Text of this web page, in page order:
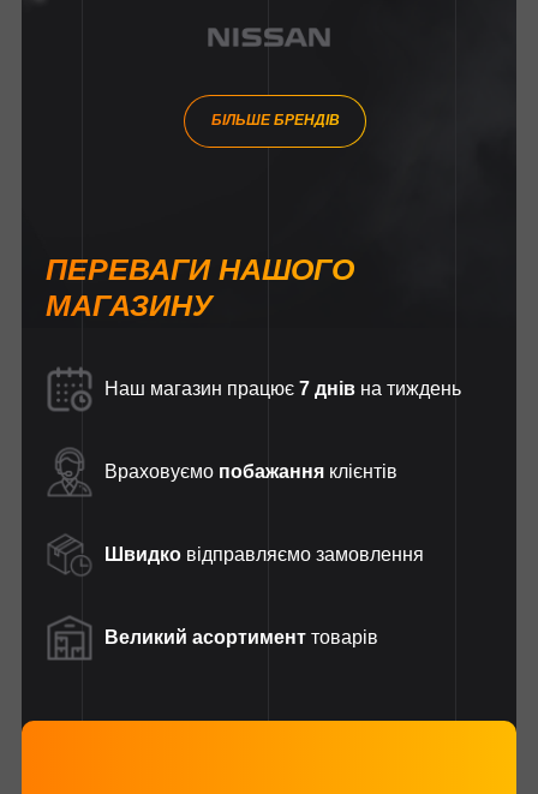
БІЛЬШЕ БРЕНДІВ
ПЕРЕВАГИ НАШОГО
МАГАЗИНУ
Наш магазин працює 7 днів на тиждень
Враховуємо побажання клієнтів
Швидко відправляємо замовлення
Великий асортимент товарів